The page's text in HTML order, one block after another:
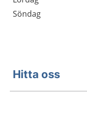
Söndag
Hitta oss